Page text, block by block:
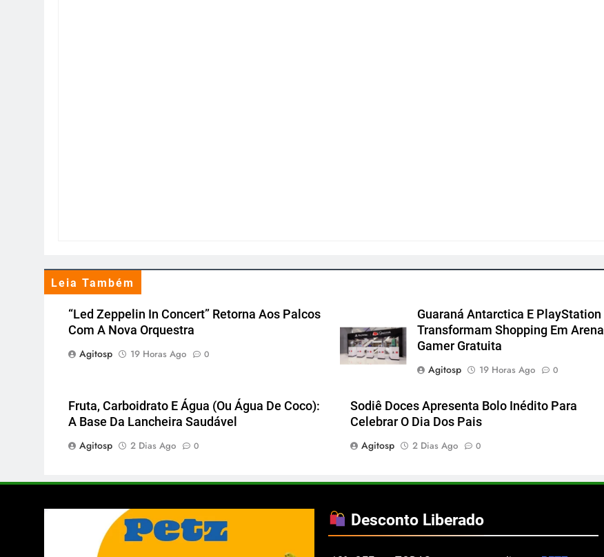
Leia Também
“Led Zeppelin In Concert” Retorna Aos Palcos
Com A Nova Orquestra
Agitosp
19 Horas Ago 0
Guaraná Antarctica E PlayStation
Transformam Shopping Em Arena
Gamer Gratuita
Agitosp
19 Horas Ago 0
Fruta, Carboidrato E Água (ou Água De Coco):
A Base Da Lancheira Saudável
Agitosp
2 Dias Ago 0
Sodiê Doces Apresenta Bolo Inédito Para
Celebrar O Dia Dos Pais
Agitosp
2 Dias Ago 0
Desconto Liberado